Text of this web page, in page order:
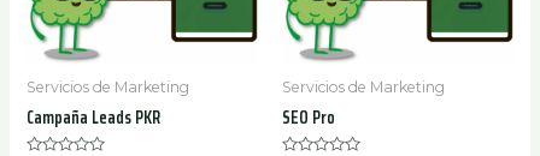
Servicios de Marketing
Campaña Leads PKR
Servicios de Marketing
SEO Pro